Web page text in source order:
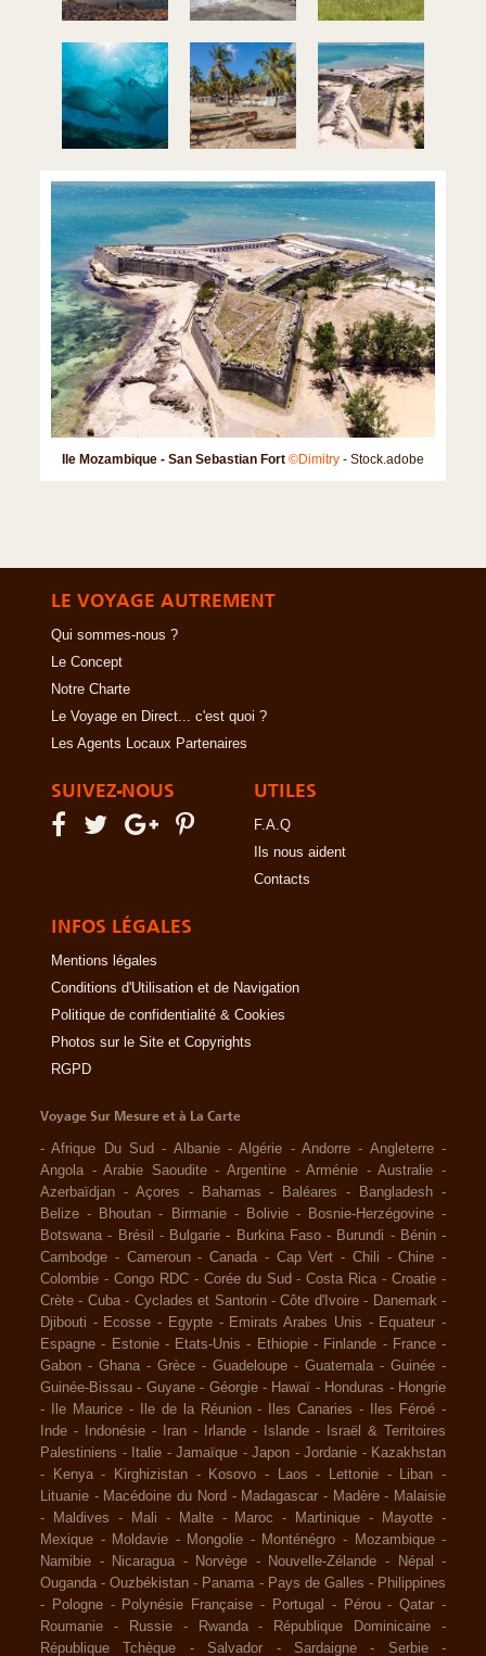
Ile Mozambique - San Sebastian Fort ©Dimitry - Stock.adobe
LE VOYAGE AUTREMENT
Qui sommes-nous ?
Le Concept
Notre Charte
Le Voyage en Direct... c'est quoi ?
Les Agents Locaux Partenaires
SUIVEZ-NOUS UTILES
F.A.Q
Ils nous aident
Contacts
INFOS LÉGALES
Mentions légales
Conditions d'Utilisation et de Navigation
Politique de confidentialité & Cookies
Photos sur le Site et Copyrights
RGPD
Voyage Sur Mesure et à La Carte
-Afrique Du Sud - Albanie -Algérie -Andorre - Angleterre -
Angola -Arabie Saoudite -Argentine -Arménie -Australie -
Azerbaïdjan - Açores - Bahamas - Baléares - Bangladesh -
Belize - Bhoutan - Birmanie - Bolivie - Bosnie-Herzégovine -
Botswana - Brésil - Bulgarie - Burkina Faso - Burundi - Bénin -
Cambodge - Cameroun - Canada - Cap Vert - Chili -Chine -
Colombie - Congo RDC - Corée du Sud -Costa Rica -Croatie -
Crète - Cuba - Cyclades et Santorin -Côte d'Ivoire - Danemark -
Djibouti - Ecosse - Egypte - Emirats Arabes Unis - Equateur -
Espagne - Estonie - Etats-Unis - Ethiopie - Finlande - France -
Gabon - Ghana - Grèce - Guadeloupe - Guatemala - Guinée -
Guinée-Bissau - Guyane - Géorgie - Hawaï - Honduras - Hongrie
-
Ile Maurice - Ile de la Réunion - Iles Canaries - Iles Féroé -
Inde - Indonésie - Iran - Irlande - Islande -
Israël & Territoires
Palestiniens - Italie - Jamaïque - Japon - Jordanie - Kazakhstan
-
Kenya - Kirghizistan - Kosovo - Laos - Lettonie - Liban -
Lituanie - Macédoine du Nord - Madagascar - Madère - Malaisie
-
Maldives - Mali - Malte - Maroc - Martinique - Mayotte -
Mexique - Moldavie - Mongolie - Monténégro - Mozambique -
Namibie - Nicaragua - Norvège - Nouvelle-Zélande - Népal
-
Ouganda -Ouzbékistan - Panama - Pays de Galles - Philippines
-
Pologne - Polynésie Française - Portugal - Pérou -Qatar -
Roumanie
- Russie - Rwanda - République Dominicaine
-
République Tchèque
- Salvador - Sardaigne - Serbie -